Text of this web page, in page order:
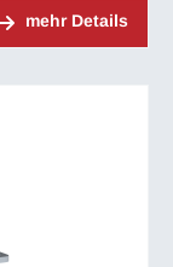
mehr Details